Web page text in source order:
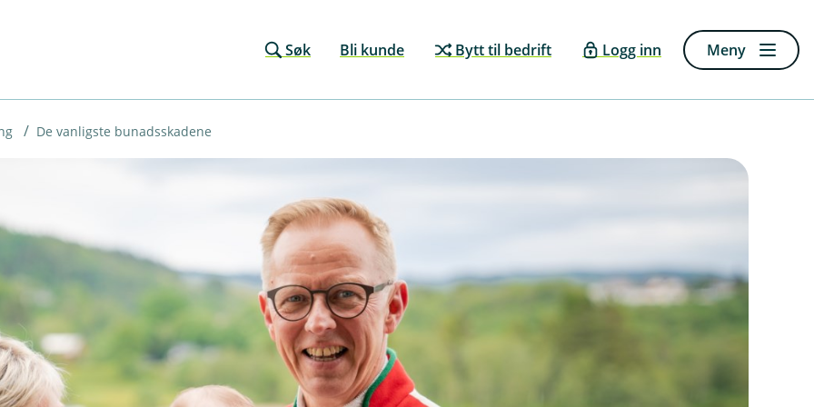
Søk Bli kunde Bytt til bedrift Logg inn Meny
De vanligste bunadsskadene